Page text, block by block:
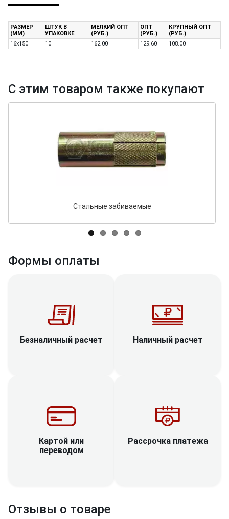
РАЗМЕР
(ММ)
ШТУК В
УПАКОВКЕ
МЕЛКИЙ ОПТ
(РУБ.)
ОПТ
(РУБ.)
КРУПНЫЙ ОПТ
(РУБ.)
16х150
10 162.00 129.60 108.00
С этим товаром также покупают
Стальные забиваемые
Формы оплаты
Безналичный расчет Наличный расчет
Картой или
переводом
Рассрочка платежа
Отзывы о товаре